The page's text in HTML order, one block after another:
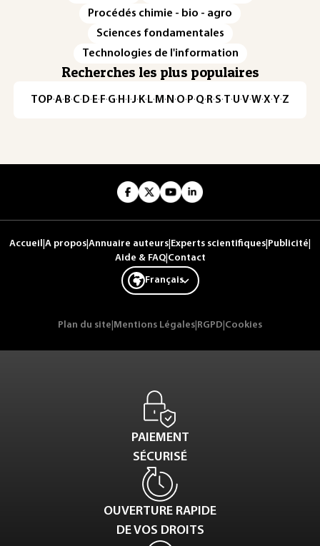
Procédés chimie - bio - agro
Sciences fondamentales
Technologies de l'information
Recherches les plus populaires
TOP·A·B·C· D· E· F·G· H · ·J· K· L· M · N ·O· P·Q· R·S·T·U·V·W·X·Y·Z
Accueil A propos Annuaire auteurs Experts scientifiques Publicité
Aide & FAQ| Contact
Français
Plan du site Mentions Légales RGPD Cookies
PAIEMENT
SÉCURISÉ
OUVERTURE RAPIDE
DE VOS DROITS